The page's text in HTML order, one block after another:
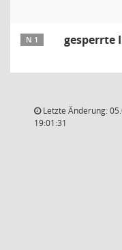
N 1 gesperrte
Letzte Änderung:
19:01:31